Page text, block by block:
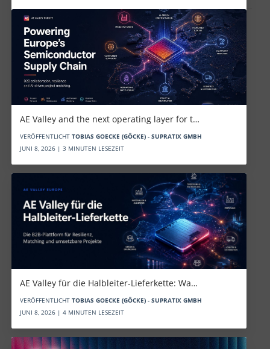
AE Valley and the next operating layer for t…
VERÖFFENTLICHT TOBIAS GOECKE (GÖCKE) - SUPRATIX GMBH
JUNI 8, 2026 | 3 MINUTEN LESEZEIT
AE Valley für die Halbleiter-Lieferkette: Wa…
VERÖFFENTLICHT TOBIAS GOECKE (GÖCKE) - SUPRATIX GMBH
JUNI 8, 2026 | 4 MINUTEN LESEZEIT